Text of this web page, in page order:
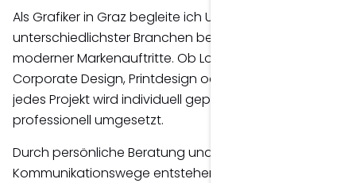
Als Grafiker in Graz begleite ich Unternehmen
unterschiedlichster Branchen bei der Entwicklung
moderner Markenauftritte. Ob Logoentwicklung,
Corporate Design, Printdesign oder Werbemittel –
jedes Projekt wird individuell geplant und
professionell umgesetzt.
Durch persönliche Beratung und kurze
Kommunikationswege entstehen Lösungen, die